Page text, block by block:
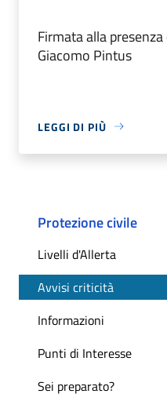
Firmata alla
Giacomo Pintus
LEGGI DI PIÙ
Protezione civile
Livelli d'Allerta
Avvisi criticità
Informazioni
Punti di Interesse
Sei preparato?